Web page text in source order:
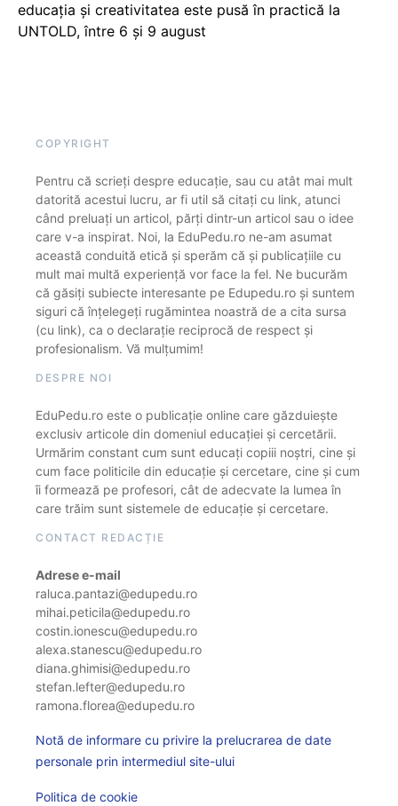
educația și creativitatea este pusă în practică la
UNTOLD, între 6 și 9 august
COPYRIGHT
Pentru că scrieți despre educație, sau cu atât mai mult
datorită acestui lucru, ar fi util să citați cu link, atunci
când preluați un articol, părți dintr-un articol sau o idee
care v-a inspirat. Noi, la EduPedu.ro ne-am asumat
această conduită etică și sperăm că și publicațiile cu
mult mai multă experiență vor face la fel. Ne bucurăm
că găsiți subiecte interesante pe Edupedu.ro și suntem
siguri că înțelegeți rugămintea noastră de a cita sursa
(cu link), ca o declarație reciprocă de respect și
profesionalism. Vă mulțumim!
DESPRE NOI
EduPedu.ro este o publicație online care găzduiește
exclusiv articole din domeniul educației și cercetării.
Urmărim constant cum sunt educați copiii noștri, cine și
cum face politicile din educație și cercetare, cine și cum
îi formează pe profesori, cât de adecvate la lumea în
care trăim sunt sistemele de educație și cercetare.
CONTACT REDACȚIE
Adrese e-mail
raluca.pantazi@edupedu.ro
mihai.peticila@edupedu.ro
costin.ionescu@edupedu.ro
alexa.stanescu@edupedu.ro
diana.ghimisi@edupedu.ro
stefan.lefter@edupedu.ro
ramona.florea@edupedu.ro
Notă de informare cu privire la prelucrarea de date
personale prin intermediul site-ului
Politica de cookie